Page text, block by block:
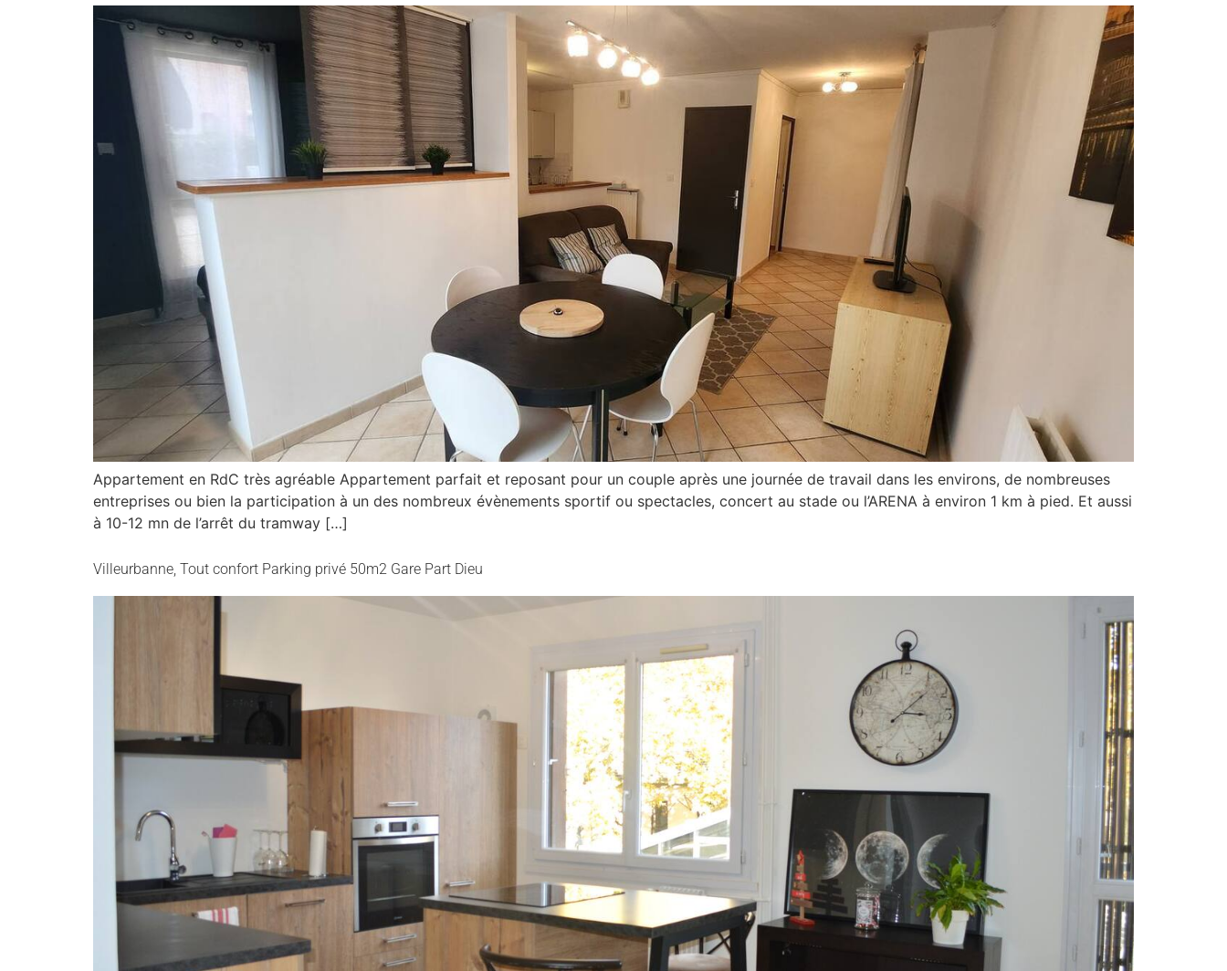
Appartement en RdC très agréable Appartement parfait et reposant pour un couple après une journée de travail dans les environs, de nombreuses
entreprises ou bien la participation à un des nombreux évènements sportif ou spectacles, concert au stade ou l’ARENA à environ 1 km à pied. Et aussi
à 10-12 mn de l’arrêt du tramway […]
Villeurbanne, Tout confort Parking privé 50m2 Gare Part Dieu